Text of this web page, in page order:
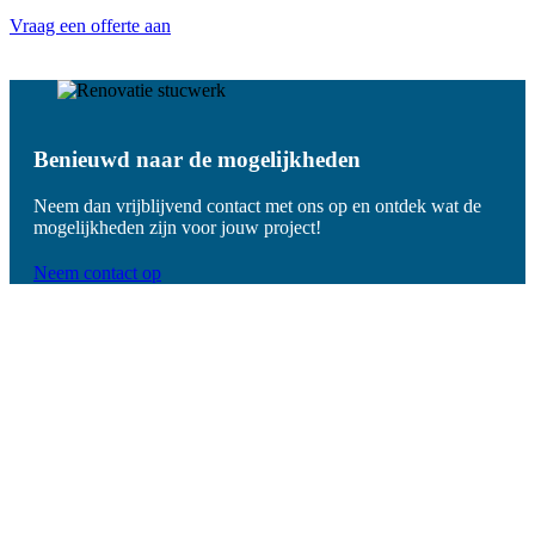
Vraag een offerte aan
Benieuwd naar de mogelijkheden
Neem dan vrijblijvend contact met ons op en ontdek wat de
mogelijkheden zijn voor jouw project!
Neem contact op